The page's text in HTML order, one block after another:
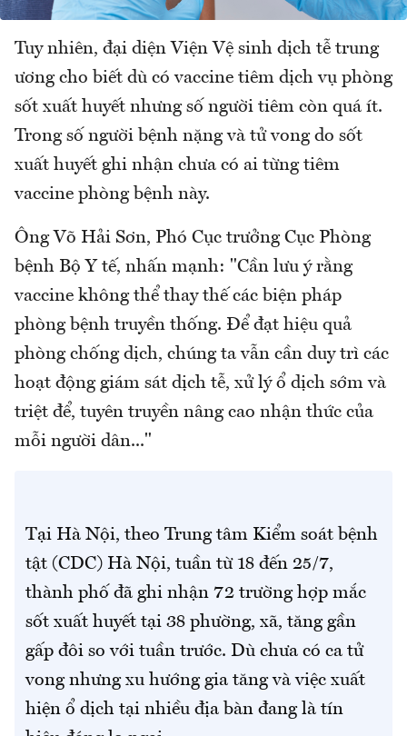
Tuy nhiên, đại diện Viện Vệ sinh dịch tễ trung
ương cho biết dù có vaccine tiêm dịch vụ phòng
sốt xuất huyết nhưng số người tiêm còn quá ít.
Trong số người bệnh nặng và tử vong do sốt
xuất huyết ghi nhận chưa có ai từng tiêm
vaccine phòng bệnh này.
Ông Võ Hải Sơn, Phó Cục trưởng Cục Phòng
bệnh Bộ Y tế, nhấn mạnh: "Cần lưu ý rằng
vaccine không thể thay thế các biện pháp
phòng bệnh truyền thống. Để đạt hiệu quả
phòng chống dịch, chúng ta vẫn cần duy trì các
hoạt động giám sát dịch tễ, xử lý ổ dịch sớm và
triệt để, tuyên truyền nâng cao nhận thức của
mỗi người dân..."
Tại Hà Nội, theo Trung tâm Kiểm soát bệnh
tật (CDC) Hà Nội, tuần từ 18 đến 25/7,
thành phố đã ghi nhận 72 trường hợp mắc
sốt xuất huyết tại 38 phường, xã, tăng gần
gấp đôi so với tuần trước. Dù chưa có ca tử
vong nhưng xu hướng gia tăng và việc xuất
hiện ổ dịch tại nhiều địa bàn đang là tín